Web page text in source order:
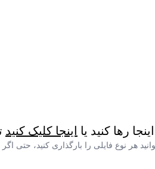
رها کنید یا اینجا کلیک کنید
هر نوع فایلی را بارگذاری کنید، حتی